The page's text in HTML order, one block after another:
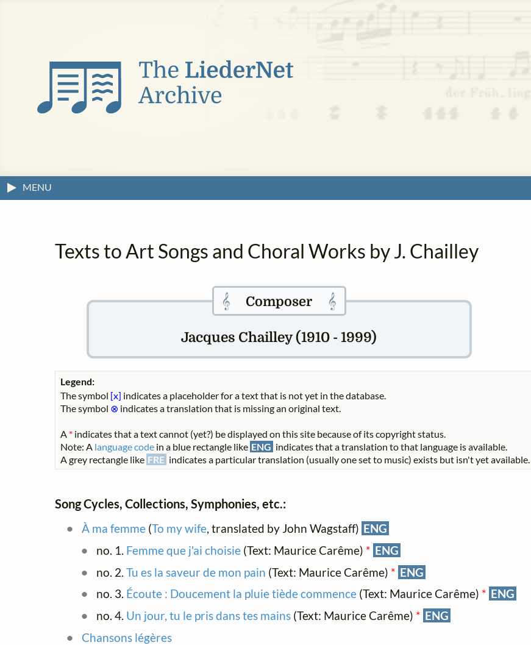
MENU
Texts to Art Songs and Choral Works by J. Chailley
𝄞 Composer 𝄞
Jacques Chailley (1910 - 1999)
Legend:
The symbol [x] indicates a placeholder for a text that is not yet in the database.
The symbol ⊗ indicates a translation that is missing an original text.
A * indicates that a text cannot (yet?) be displayed on this site because of its copyright status.
Note: A language code in a blue rectangle like ENG indicates that a translation to that language is available.
A grey rectangle like FRE indicates a particular translation (usually one set to music) exists but isn't yet available.
Song Cycles, Collections, Symphonies, etc.:
À ma femme(To my wife, translated by John Wagstaff) ENG
no. 1. Femme que j'ai choisie(Text: Maurice Carême) * ENG
no. 2. Tu es la saveur de mon pain (Text: Maurice Carême) * ENG
no. 3. Écoute : Doucement la pluie tiède commence(Text: Maurice Carême) * ENG
no. 4. Un jour, tu le pris dans tes mains(Text: Maurice Carême) * ENG
Chansons légères